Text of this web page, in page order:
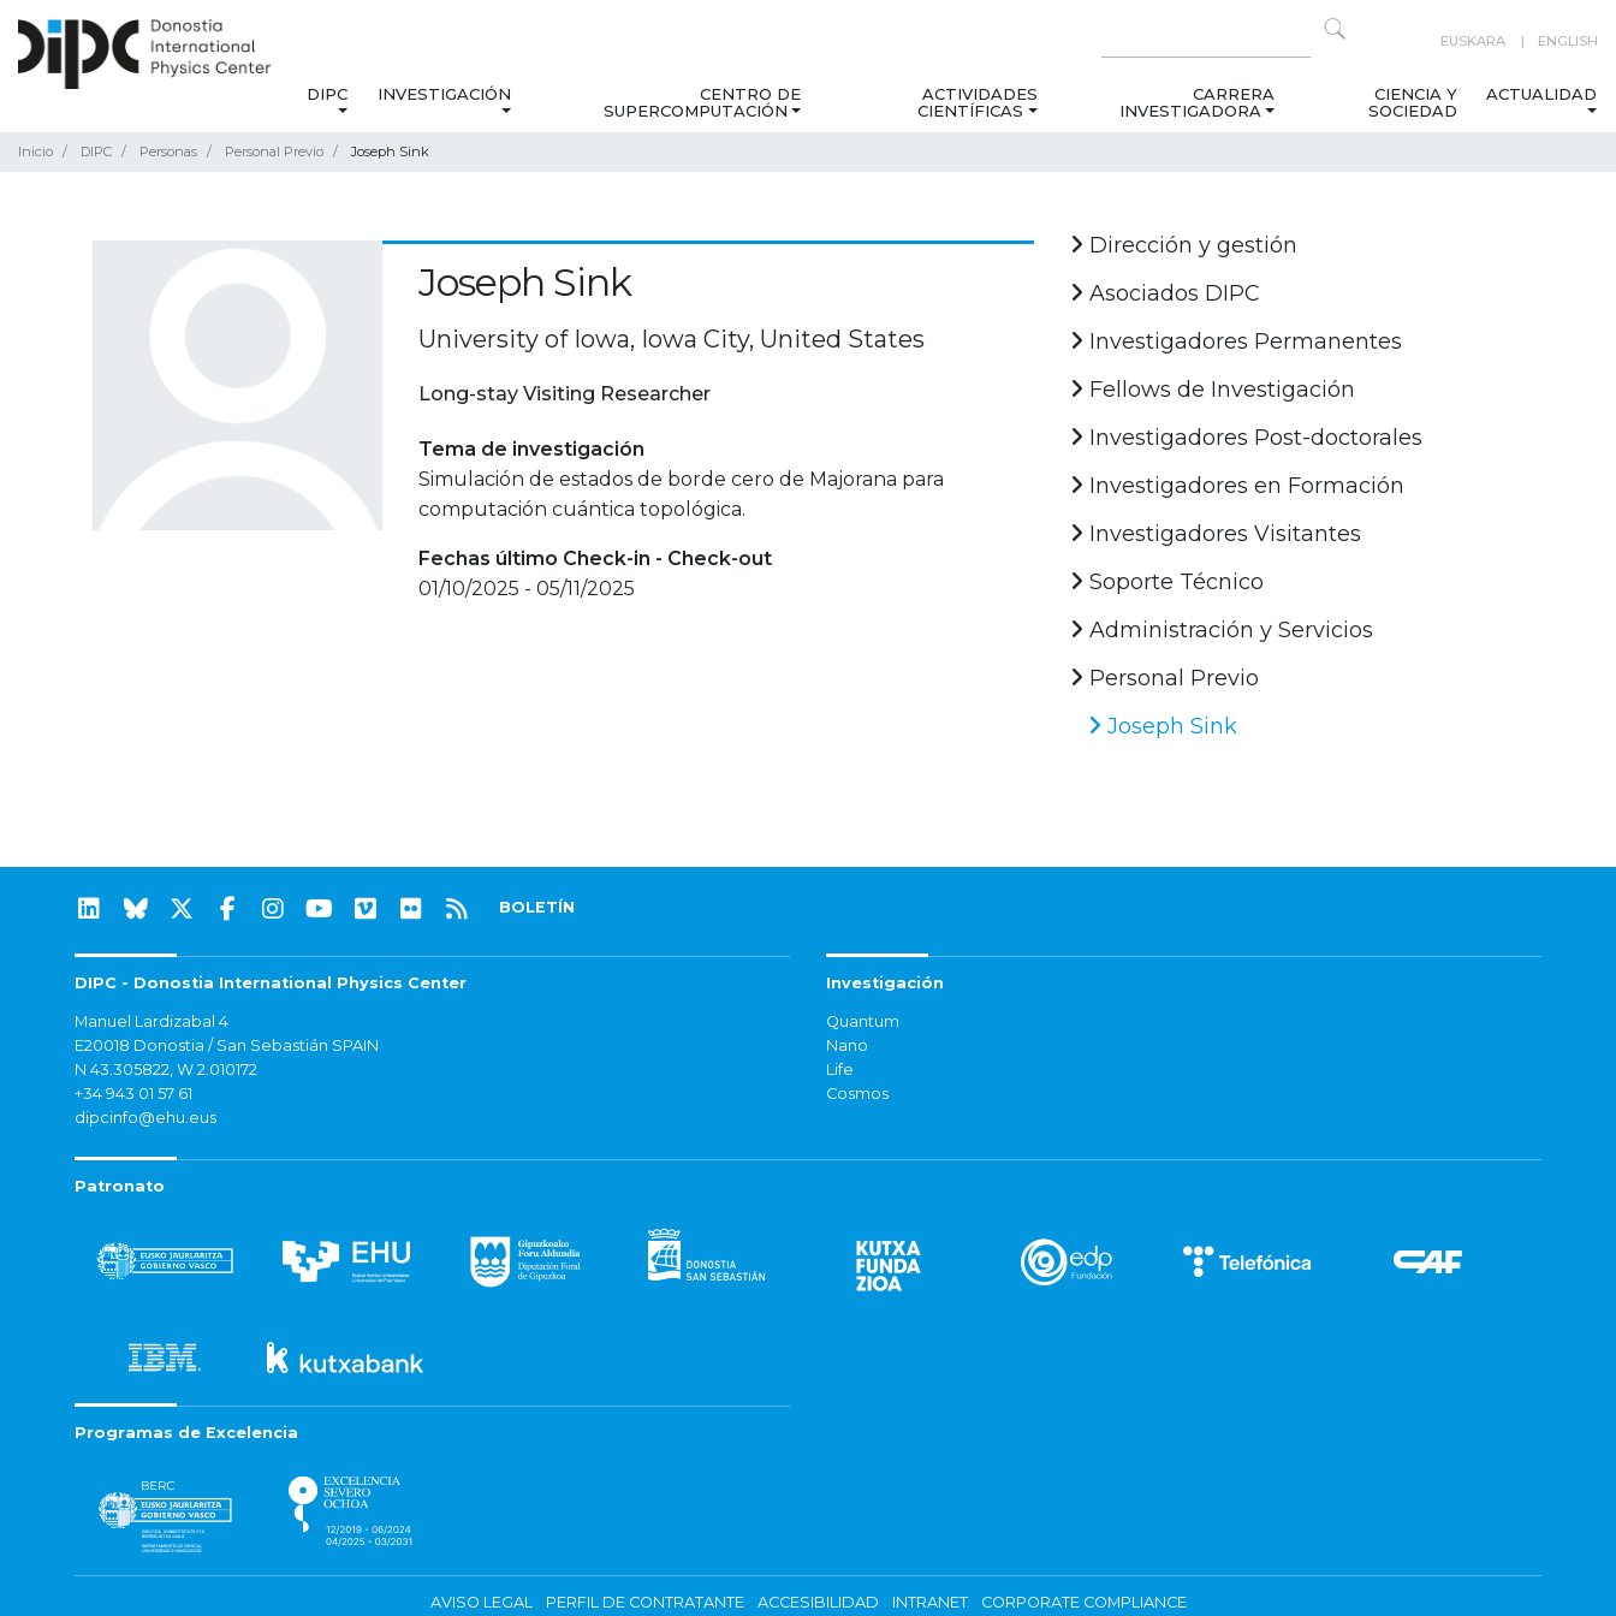
EUSKARA ENGLISH
DIPC INVESTIGACIÓN
CENTRO DE
SUPERCOMPUTACIÓN
ACTIVIDADES
CIENTÍFICAS
CARRERA
INVESTIGADORA
CIENCIA Y
SOCIEDAD
ACTUALIDAD
Inicio DIPC Personas Personal Previo Joseph Sink
Joseph Sink
University of Iowa, Iowa City, United States
Long-stay Visiting Researcher
Tema de investigación
Simulación de estados de borde cero de Majorana para
computación cuántica topológica.
Fechas último Check-in - Check-out
01/10/2025 - 05/11/2025
Dirección y gestión
Asociados DIPC
Investigadores Permanentes
Fellows de Investigación
Investigadores Post-doctorales
Investigadores en Formación
Investigadores Visitantes
Soporte Técnico
Administración y Servicios
Personal Previo
Joseph Sink
BOLETÍN
DIPC - Donostia International Physics Center
Manuel Lardizabal 4
E20018 Donostia / San Sebastián SPAIN
N 43.305822, W 2.010172
+34 943 01 57 61
dipcinfo@ehu.eus
Investigación
Quantum
Nano
Life
Cosmos
Patronato
Programas de Excelencia
AVISO LEGAL PERFIL DE CONTRATANTE ACCESIBILIDAD INTRANET CORPORATE COMPLIANCE